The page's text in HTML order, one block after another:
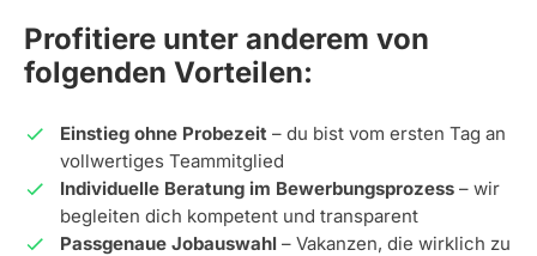
Profitiere unter anderem von
folgenden Vorteilen:
Einstieg ohne Probezeit – du bist vom ersten Tag an
vollwertiges Teammitglied
Individuelle Beratung im Bewerbungsprozess – wir
begleiten dich kompetent und transparent
Passgenaue Jobauswahl – Vakanzen, die wirklich zu